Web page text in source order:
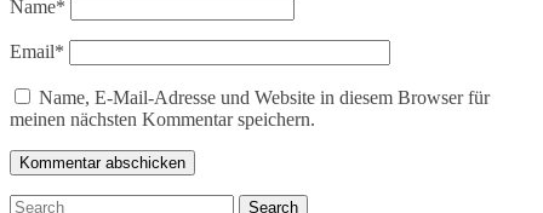
Name*
Email*
Name, E-Mail-Adresse und Website in diesem Browser für
meinen nächsten Kommentar speichern.